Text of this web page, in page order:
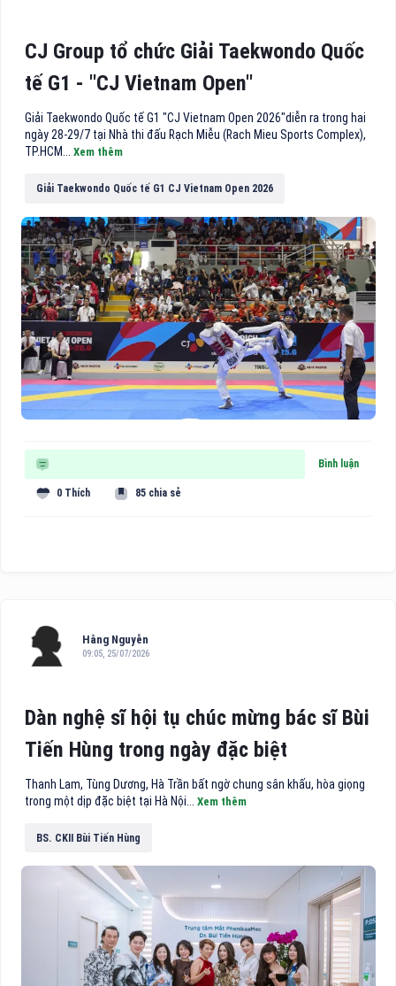
CJ Group tổ chức Giải Taekwondo Quốc
tế G1 - "CJ Vietnam Open"
Giải Taekwondo Quốc tế G1 "CJ Vietnam Open 2026"diễn ra trong hai
ngày 28-29/7 tại Nhà thi đấu Rạch Miễu (Rach Mieu Sports Complex),
TP.HCM... Xem thêm
Giải Taekwondo Quốc tế G1 CJ Vietnam Open 2026
Bình luận
0 Thích 85 chia sẻ
Hằng Nguyễn
09:05, 25/07/2026
Dàn nghệ sĩ hội tụ chúc mừng bác sĩ Bùi
Tiến Hùng trong ngày đặc biệt
Thanh Lam, Tùng Dương, Hà Trần bất ngờ chung sân khấu, hòa giọng
trong một dịp đặc biệt tại Hà Nội... Xem thêm
BS. CKII Bùi Tiến Hùng